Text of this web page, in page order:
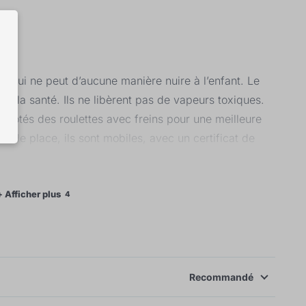
ne peut d’aucune manière nuire à l’enfant. Le
la santé. Ils ne libèrent pas de vapeurs toxiques.
des roulettes avec freins pour une meilleure
de place, ils sont mobiles, avec un certificat de
Afficher plus 4
Recommandé